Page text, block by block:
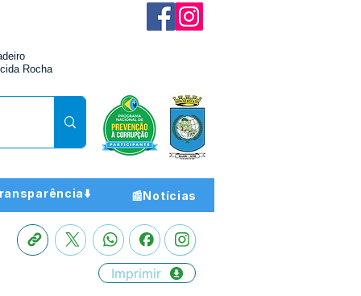
Rocha
📰Notícias
Imprimir